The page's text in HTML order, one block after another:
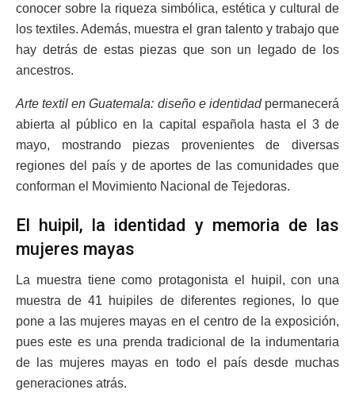
conocer sobre la riqueza simbólica, estética y cultural de
los textiles. Además, muestra el gran talento y trabajo que
hay detrás de estas piezas que son un legado de los
ancestros.
Arte textil en Guatemala: diseño e identidadpermanecerá
abierta al público en la capital española hasta el 3 de
mayo, mostrando piezas provenientes de diversas
regiones del país y de aportes de las comunidades que
conforman el Movimiento Nacional de Tejedoras.
El huipil, la identidad y memoria de las
mujeres mayas
La muestra tiene como protagonista el huipil, con una
muestra de 41 huipiles de diferentes regiones, lo que
pone a las mujeres mayas en el centro de la exposición,
pues este es una prenda tradicional de la indumentaria
de las mujeres mayas en todo el país desde muchas
generaciones atrás.